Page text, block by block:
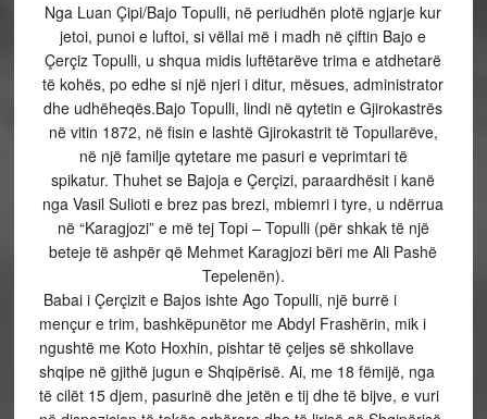
Nga Luan Çipi/Bajo Topulli, në periudhën plotë ngjarje kur
jetoi, punoi e luftoi, si vëllai më i madh në çiftin Bajo e
Çerçiz Topulli, u shqua midis luftëtarëve trima e atdhetarë
të kohës, po edhe si një njeri i ditur, mësues, administrator
dhe udhëheqës.Bajo Topulli, lindi në qytetin e Gjirokastrës
në vitin 1872, në fisin e lashtë Gjirokastrit të Topullarëve,
në një familje qytetare me pasuri e veprimtari të
spikatur.Thuhet se Bajoja e Çerçizi, paraardhësit i kanë
nga Vasil Sulioti e brez pas brezi, mbiemri i tyre, u ndërrua
në “Karagjozi” e më tej Topi – Topulli (për shkak të një
beteje të ashpër që Mehmet Karagjozi bëri me Ali Pashë
Tepelenën).
Babai i Çerçizit e Bajos ishte Ago Topulli, një burrë i
mençur e trim, bashkëpunëtor me Abdyl Frashërin, mik i
ngushtë me Koto Hoxhin, pishtar të çeljes së shkollave
shqipe në gjithë jugun e Shqipërisë. Ai, me 18 fëmijë, nga
të cilët 15 djem, pasurinë dhe jetën e tij dhe të bijve, e vuri